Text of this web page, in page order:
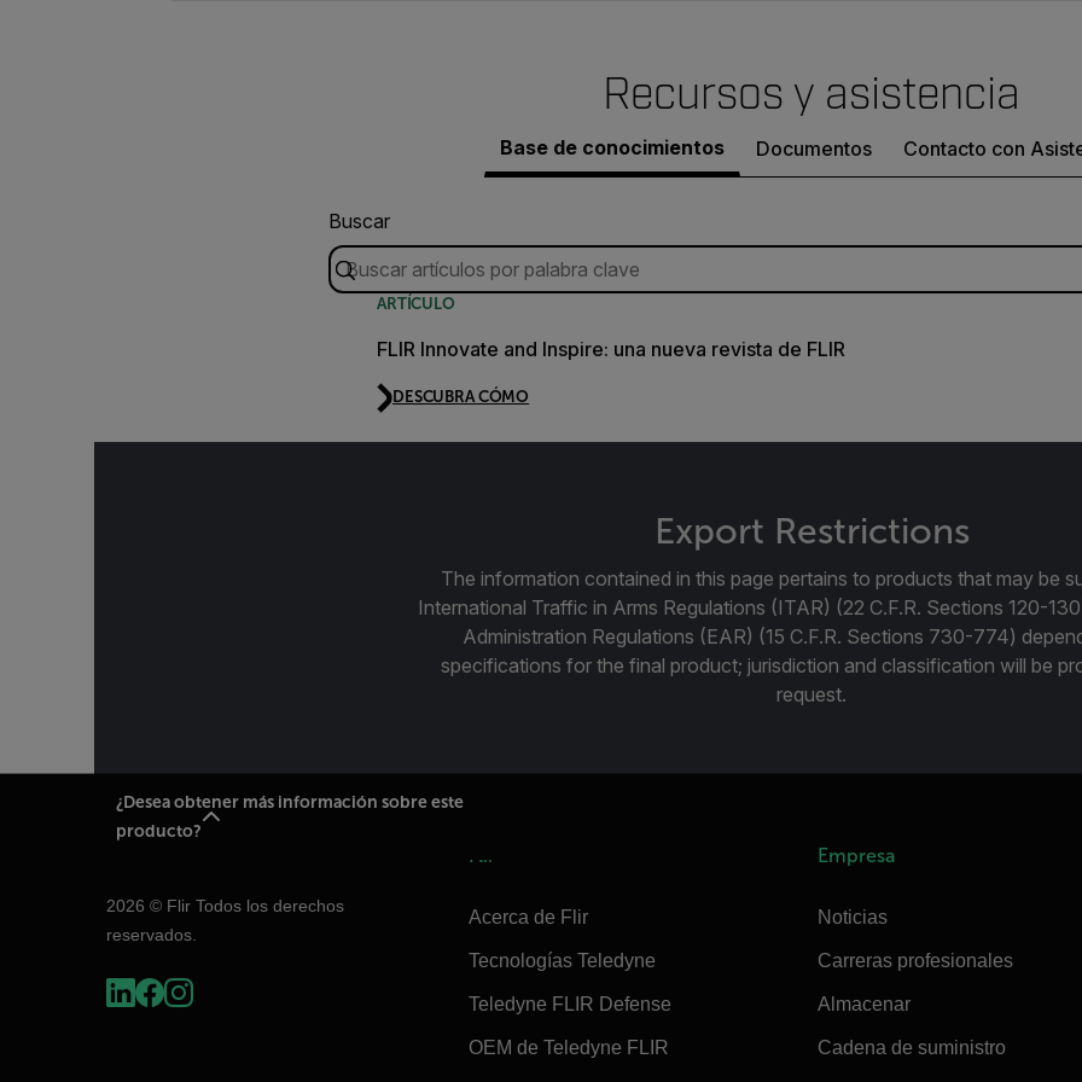
Recursos y asistencia
Base de conocimientos Documentos Contacto con
Buscar
ARTÍCULO
FLIR Innovate and Inspire: una nueva revista de FLIR
DESCUBRA CÓMO
Export Restrictions
The information contained in this page pertains to products that may be
International Traffic in Arms Regulations (ITAR) (22 C.F.R. Sections 120-
Administration Regulations (EAR) (15 C.F.R. Sections 730-774)
specifications for the final product; jurisdiction and classification will be
request.
¿Desea obtener más información sobre este
producto?
2026 © Flir Todos los derechos
reservados.
Flir
Acerca de Flir
Tecnologías Teledyne
Teledyne FLIR Defense
OEM de Teledyne FLIR
Empresa
Noticias
Carreras profesionales
Almacenar
Cadena de suministro